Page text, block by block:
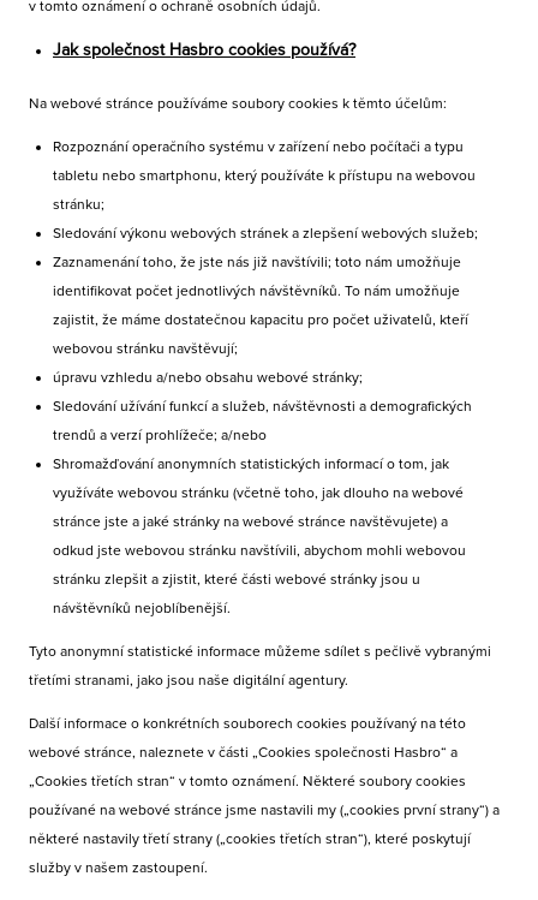
v tomto oznámení o ochraně osobních údajů.
Jak společnost Hasbro cookies používá?
Na webové stránce používáme soubory cookies k těmto účelům:
Rozpoznání operačního systému v zařízení nebo počítači a typu
tabletu nebo smartphonu, který používáte k přístupu na webovou
stránku;
Sledování výkonu webových stránek a zlepšení webových služeb;
Zaznamenání toho, že jste nás již navštívili; toto nám umožňuje
identifikovat počet jednotlivých návštěvníků. To nám umožňuje
zajistit, že máme dostatečnou kapacitu pro počet uživatelů, kteří
webovou stránku navštěvují;
úpravu vzhledu a/nebo obsahu webové stránky;
Sledování užívání funkcí a služeb, návštěvnosti a demografických
trendů a verzí prohlížeče; a/nebo
Shromažďování anonymních statistických informací o tom, jak
využíváte webovou stránku (včetně toho, jak dlouho na webové
stránce jste a jaké stránky na webové stránce navštěvujete) a
odkud jste webovou stránku navštívili, abychom mohli webovou
stránku zlepšit a zjistit, které části webové stránky jsou u
návštěvníků nejoblíbenější.
Tyto anonymní statistické informace můžeme sdílet s pečlivě vybranými
třetími stranami, jako jsou naše digitální agentury.
Další informace o konkrétních souborech cookies používaný na této
webové stránce, naleznete v části „Cookies společnosti Hasbro“ a
„Cookies třetích stran“ v tomto oznámení. Některé soubory cookies
používané na webové stránce jsme nastavili my („cookies první strany“) a
některé nastavily třetí strany („cookies třetích stran“), které poskytují
služby v našem zastoupení.